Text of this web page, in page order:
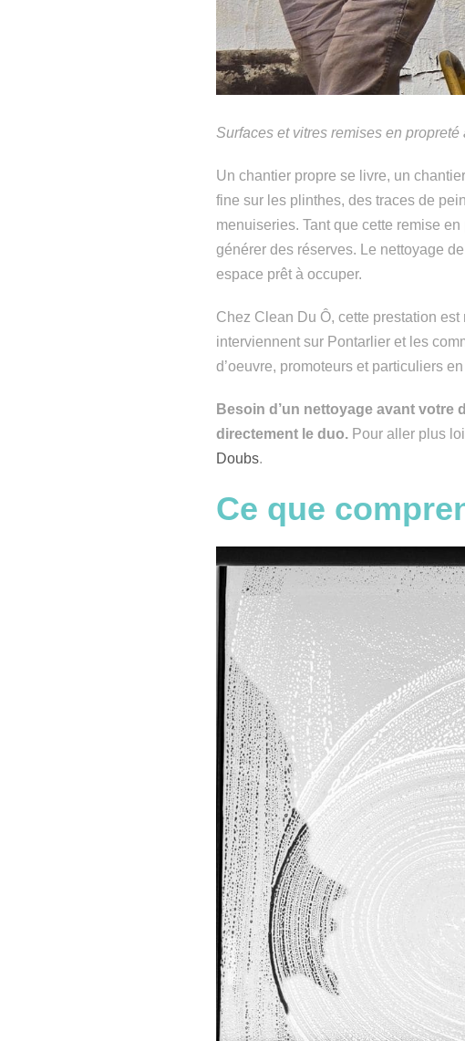
Surfaces et vitres remises en
Un chantier propre se livre, un
fine sur les plinthes, des traces de
menuiseries. Tant que cette remise
générer des réserves. Le nettoyage
espace prêt à occuper.
Chez Clean Du Ô, cette prestation
interviennent sur Pontarlier et les
d’oeuvre, promoteurs et particuliers
Besoin d’un nettoyage avant votre
directement le duo. Pour aller plus
Doubs.
Ce que